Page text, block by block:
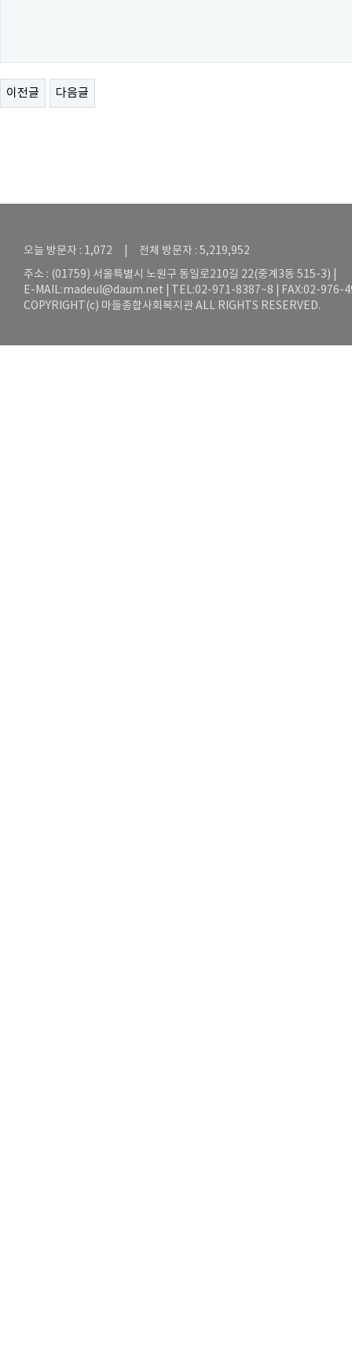
이전글 다음글
오늘 방문자 : 1,072 | 전체 방문자 : 5,219,952
주소 : (01759) 서울특별시 노원구 동일로210길 22(중계3동 515-3) |
E-MAIL:madeul@daum.net | TEL:02-971-8387~8 | FAX:02-976-
COPYRIGHT(c) 마들종합사회복지관 ALL RIGHTS RESERVED.